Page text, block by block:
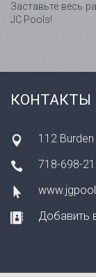
Заставьте весь
JC Pools!
КОНТАКТЫ
112
718-698-
Добавить